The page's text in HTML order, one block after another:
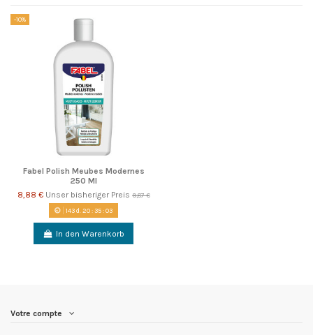
-10%
Fabel Polish Meubes Modernes
250 Ml
8,88 € Unser bisheriger Preis 9,87 €
143d. 20:35:02
In den Warenkorb
Votre compte